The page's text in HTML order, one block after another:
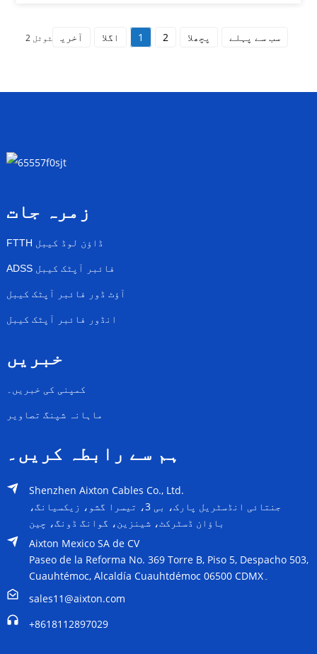
سب سے پہلے پچھلا 1 2 اگلا آخری ٹوٹل 2
زمرہ جات
FTTH ڈاؤن لوڈ کیبل
ADSS فائبر آپٹک کیبل
آؤٹ ڈور فائبر آپٹک کیبل
انڈور فائبر آپٹک کیبل
خبریں
کمپنی کی خبریں۔
ماہانہ شپنگ تصاویر
ہم سے رابطہ کریں۔
Shenzhen Aixton Cables Co., Ltd.
جنتائی انڈسٹریل پارک، بی 3، تیسرا گشو، زیکسیانگ،
باؤان ڈسٹرکٹ، شینزین، گوانگ ڈونگ، چین
Aixton Mexico SA de CV
Paseo de la Reforma No. 369 Torre B, Piso 5, Despacho 503,
Cuauhtémoc, Alcaldía Cuauhtdémoc 06500 CDMX۔
sales11@aixton.com
+8618112897029